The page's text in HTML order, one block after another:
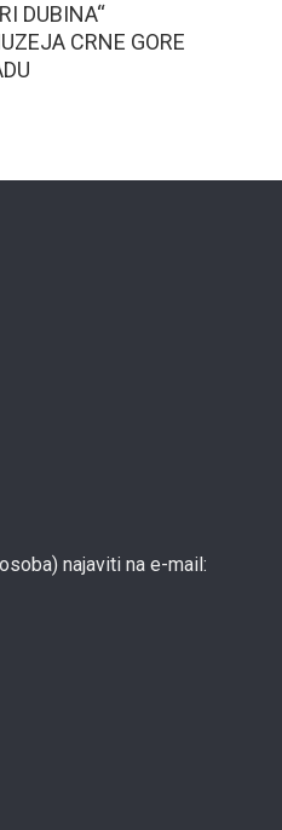
DUBINA“
CRNE GORE
najaviti na e-mail: